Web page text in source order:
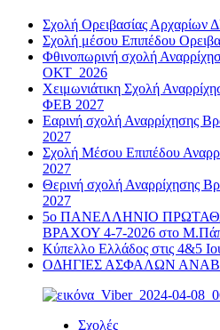
Σχολή Ορειβασίας
Σχολή μέσου Επιπέδου
Φθινοπωρινή σχολή
ΟΚΤ 2026
Χειμωνιάτικη Σχολή
ΦΕΒ 2027
Εαρινή σχολή Αναρρίχησης
2027
Σχολή Μέσου Επιπέδου
2027
Θερινή σχολή Αναρρίχησης
2027
5ο ΠΑΝΕΛΛΗΝΙΟ
ΒΡΑΧΟΥ 4-7-2026 στο
Κύπελλο Ελλάδος στις 4&5
ΟΔΗΓΙΕΣ ΑΣΦΑΛΩΝ
Σχολές